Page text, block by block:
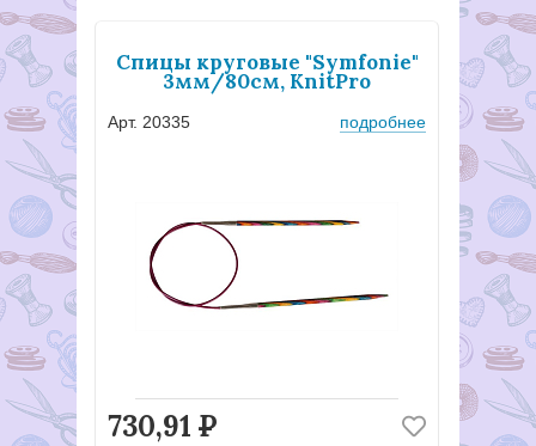
Спицы круговые "Symfonie"
3мм/80см, KnitPro
Арт. 20335 подробнее
730,91 Р